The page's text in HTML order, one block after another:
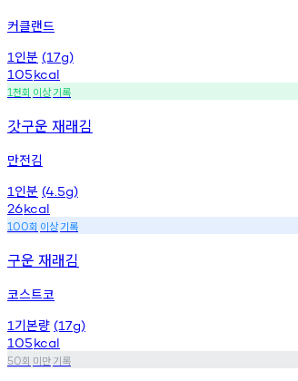
커클랜드
1 인분 (17g)
105kcal
1천회 이상기록
갓구운 재래김
만전김
1 인분 (4.5g)
26kcal
100회 이상기록
구운 재래김
코스트코
1 기본량 (17g)
105kcal
50회 미만기록